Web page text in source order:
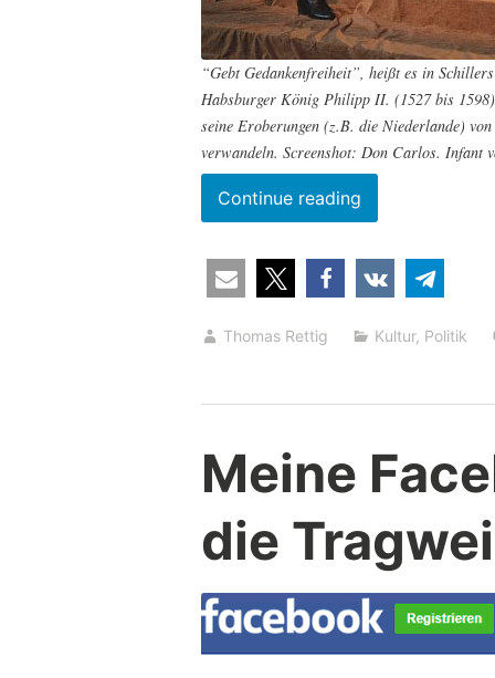
“Gebt Gedankenfreiheit”, heißt es in
Habsburger König Philipp II. (1527 bis
seine Eroberungen (z.B. die Niederlande)
verwandeln. Screenshot: Don Carlos. Infant
Continue reading
Zensur
geht
um
Thomas Rettig Kultur, Politik
Meine
die